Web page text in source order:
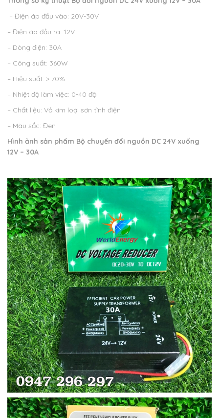
– Điện áp đầu vào: 20V-30V
– Điện áp đầu ra: 12V
– Dòng điện: 30A
– Công suất: 360W
– Hiệu suất: > 70%
– Nhiệt độ làm việc: 0-40 độ
– Chất liệu: Vỏ kim loại sơn tĩnh điện
– Màu sắc: Đen
Hình ảnh sản phẩm Bộ chuyển đổi nguồn DC 24V xuống
12V – 30A